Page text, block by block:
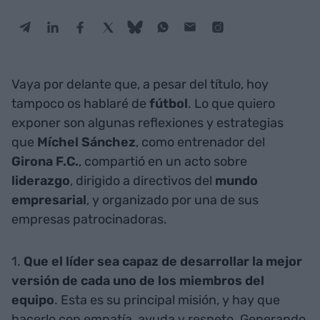
Vaya por delante que, a pesar del título, hoy
tampoco os hablaré de fútbol. Lo que quiero
exponer son algunas reflexiones y estrategias
que Míchel Sánchez, como entrenador del
Girona F.C., compartió en un acto sobre
liderazgo, dirigido a directivos del mundo
empresarial, y organizado por una de sus
empresas patrocinadoras.
1. Que el líder sea capaz de desarrollar la mejor
versión de cada uno de los miembros del
equipo. Esta es su principal misión, y hay que